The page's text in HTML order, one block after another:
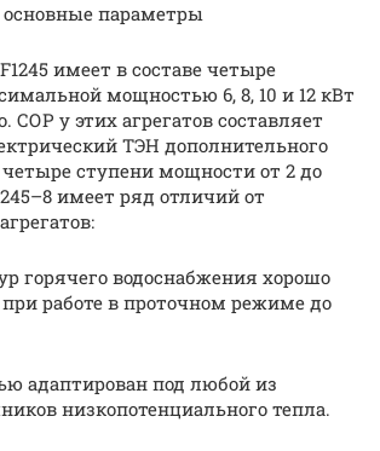
основные параметры
имеет в составе четыре
мощностью 6, 8, 10 и 12 кВт
СОР у этих агрегатов составляет
ТЭН дополнительного
ступени мощности от 2 до
имеет ряд отличий от
горячего водоснабжения хорошо
работе в проточном режиме до
адаптирован под любой из
низкопотенциального тепла.